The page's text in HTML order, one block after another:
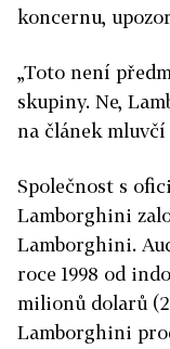
koncernu,
„Toto není
skupiny. Ne,
na článek mluvčí
Společnost s
Lamborghini
Lamborghini.
roce 1998 od
milionů dolarů
Lamborghini